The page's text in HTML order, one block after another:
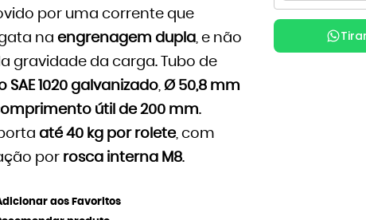
por uma corrente que
na engrenagem dupla, e não
gravidade da carga. Tubo de
SAE 1020 galvanizado, Ø 50,8 mm
útil de 200 mm.
até 40 kg por rolete, com
por rosca interna M8.
aos Favoritos
5xde R$ 17,93